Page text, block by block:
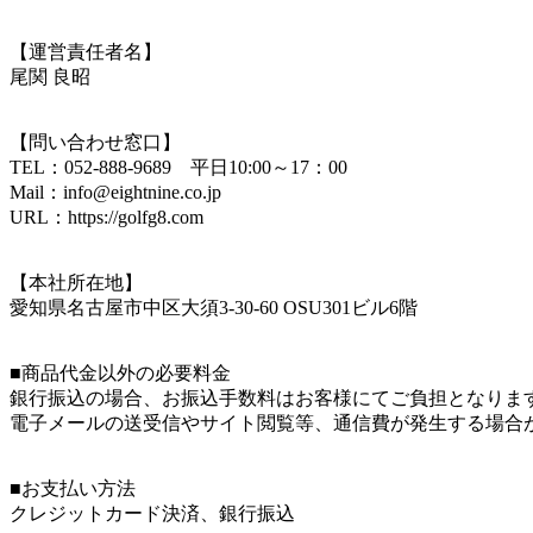
【運営責任者名】
尾関 良昭
【問い合わせ窓口】
TEL：052-888-9689 平日10:00～17：00
Mail：info@eightnine.co.jp
URL：https://golfg8.com
【本社所在地】
愛知県名古屋市中区大須3-30-60 OSU301ビル6階
■商品代金以外の必要料金
銀行振込の場合、お振込手数料はお客様にてご負担となりま
電子メールの送受信やサイト閲覧等、通信費が発生する場合
■お支払い方法
クレジットカード決済、銀行振込